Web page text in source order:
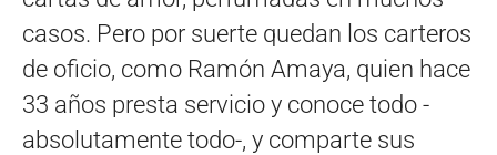
casos. Pero por suerte quedan los carteros
de oficio, como Ramón Amaya, quien hace
33 años presta servicio y conoce todo -
absolutamente todo-, y comparte sus